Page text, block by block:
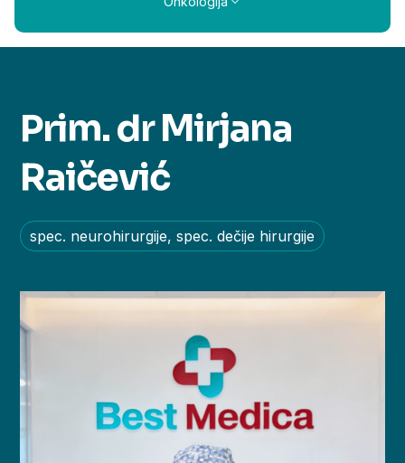
Prim. dr Mirjana
Raičević
spec. neurohirurgije, spec. dečije hirurgije